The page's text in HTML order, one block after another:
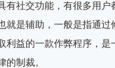
有社交功能，有很多用户
就是辅助，一般是指通过
利益的一款作弊程序，是
的制裁。